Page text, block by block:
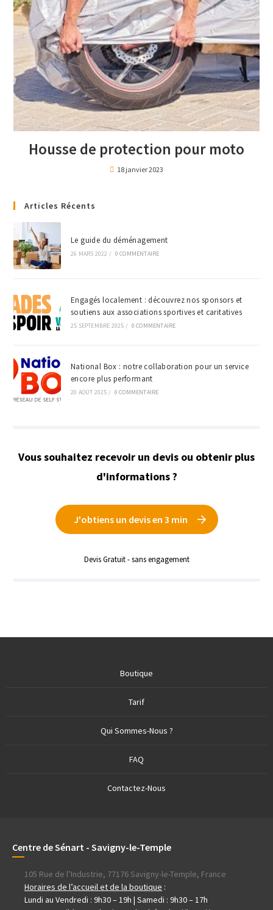
Housse de protection pour moto
18 janvier 2023
Articles Récents
Le guide du déménagement
26 MARS 2022 / 0 COMMENTAIRE
Engagés localement : découvrez nos sponsors et
soutiens aux associations sportives et caritatives
25 SEPTEMBRE 2025 / 0 COMMENTAIRE
National Box : notre collaboration pour un service
encore plus performant
20 AOÛT 2025 / 0 COMMENTAIRE
Vous souhaitez recevoir un devis ou obtenir plus
d'informations ?
J'obtiens un devis en 3 min
Devis Gratuit - sans engagement
Boutique
Tarif
Qui Sommes-Nous ?
FAQ
Contactez-Nous
Centre de Sénart - Savigny-le-Temple
105 Rue de l’Industrie, 77176 Savigny-le-Temple, France
Horaires de l’accueil et de la boutique :
Lundi au Vendredi : 9h30 – 19h | Samedi : 9h30 – 17h